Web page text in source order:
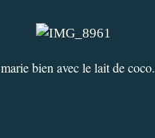
bien avec le lait de coco.